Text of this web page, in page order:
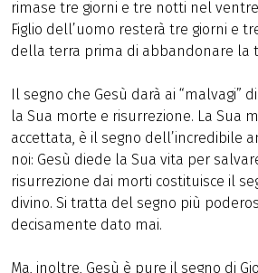
rimase tre giorni e tre notti nel
Figlio dell’uomo resterà tre giorni e
della terra prima di abbandonare la
Il segno che Gesù darà ai “malvagi”
la Sua morte e risurrezione. La Sua
accettata, è il segno dell’incredibile
noi: Gesù diede la Sua vita per
risurrezione dai morti costituisce il
divino. Si tratta del segno più
decisamente dato mai.
Ma, inoltre, Gesù è pure il segno di